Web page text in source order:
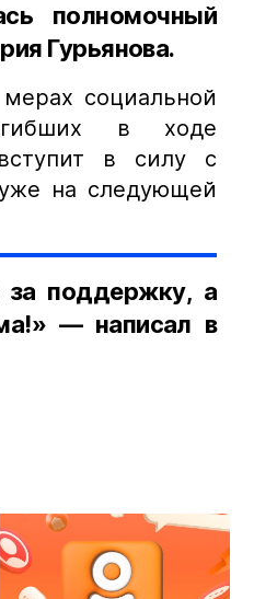
полномочный
Гурьянова.
социальной
в ходе
в силу с
на следующей
за поддержку, а
— написал в